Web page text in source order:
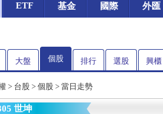
ETF 基金 國際 外匯
大盤 個股 排行 選股 興櫃
> 台股 > 個股 > 當日走勢
世坤